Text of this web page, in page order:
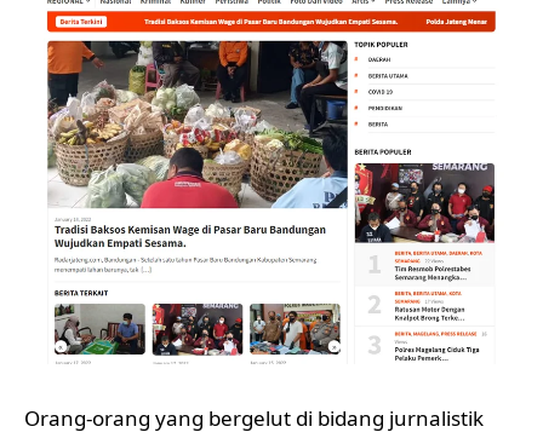
Orang-orang yang bergelut di bidang jurnalistik